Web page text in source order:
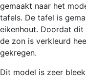
gemaakt naar het
tafels. De tafel is
eikenhout. Doordat
de zon is verkleurd
gekregen.
Dit model is zeer